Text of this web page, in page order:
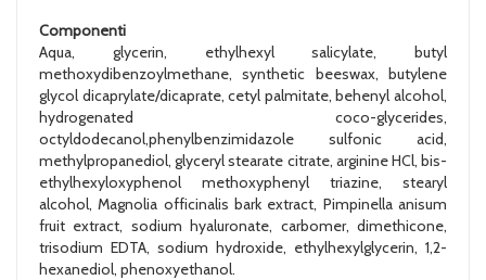
Componenti
Aqua, glycerin, ethylhexyl salicylate, butyl
methoxydibenzoylmethane, synthetic beeswax, butylene
glycol dicaprylate/dicaprate, cetyl palmitate, behenyl alcohol,
hydrogenated coco-glycerides,
octyldodecanol,phenylbenzimidazole sulfonic acid,
methylpropanediol, glyceryl stearate citrate, arginine HCl, bis-
ethylhexyloxyphenol methoxyphenyl triazine, stearyl
alcohol, Magnolia officinalis bark extract, Pimpinella anisum
fruit extract, sodium hyaluronate, carbomer, dimethicone,
trisodium EDTA, sodium hydroxide, ethylhexylglycerin, 1,2-
hexanediol, phenoxyethanol.